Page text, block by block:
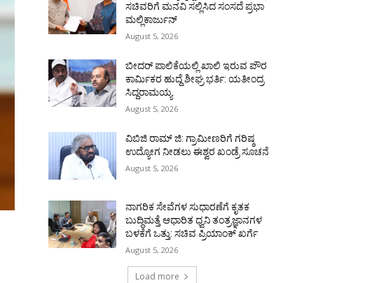
ಸಚಿವರಿಗೆ ಮನವಿ ಸಲ್ಲಿಸಿದ ಸಂಸದೆ ಪ್ರಭಾ
ಮಲ್ಲಿಕಾರ್ಜುನ್
August 5, 2026
ಬೀದರ್ ಪಾಲಿಕೆಯಲ್ಲಿ ಖಾಲಿ ಇರುವ ಪೌರ
ಕಾರ್ಮಿಕರ ಹುದ್ದೆ ಶೀಘ್ರ ಭರ್ತಿ: ಯತೀಂದ್ರ
ಸಿದ್ದರಾಮಯ್ಯ
August 5, 2026
ವಿಬಿಜಿ ರಾಮ್ ಜಿ: ಗ್ರಾಮೀಣರಿಗೆ ಗರಿಷ್ಠ
ಉದ್ಯೋಗ ನೀಡಲು ಈಶ್ವರ ಖಂಡ್ರೆ ಸೂಚನೆ
August 5, 2026
ನಾಗರಿಕ ಸೇವೆಗಳ ಸುಧಾರಣೆಗೆ ಕೃತಕ
ಬುದ್ಧಿಮತ್ತೆ ಆಧಾರಿತ ಧ್ವನಿ ತಂತ್ರಜ್ಞಾನಗಳ
ಬಳಕೆಗೆ ಒತ್ತು: ಸಚಿವ ಪ್ರಿಯಾಂಕ್ ಖರ್ಗೆ
August 5, 2026
Load more